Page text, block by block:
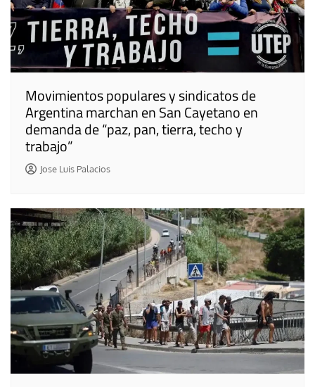
Movimientos populares y sindicatos de
Argentina marchan en San Cayetano en
demanda de “paz, pan, tierra, techo y
trabajo”
Jose Luis Palacios